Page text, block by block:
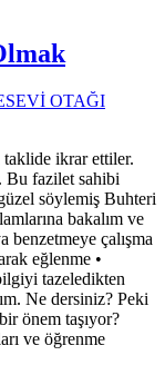
OTAĞI
ikrar ettiler.
Bu fazilet sahibi
söylemiş Buhteri
bakalım ve
benzetmeye çalışma
eğlenme •
tazeledikten
Ne dersiniz? Peki
önem taşıyor?
ve öğrenme